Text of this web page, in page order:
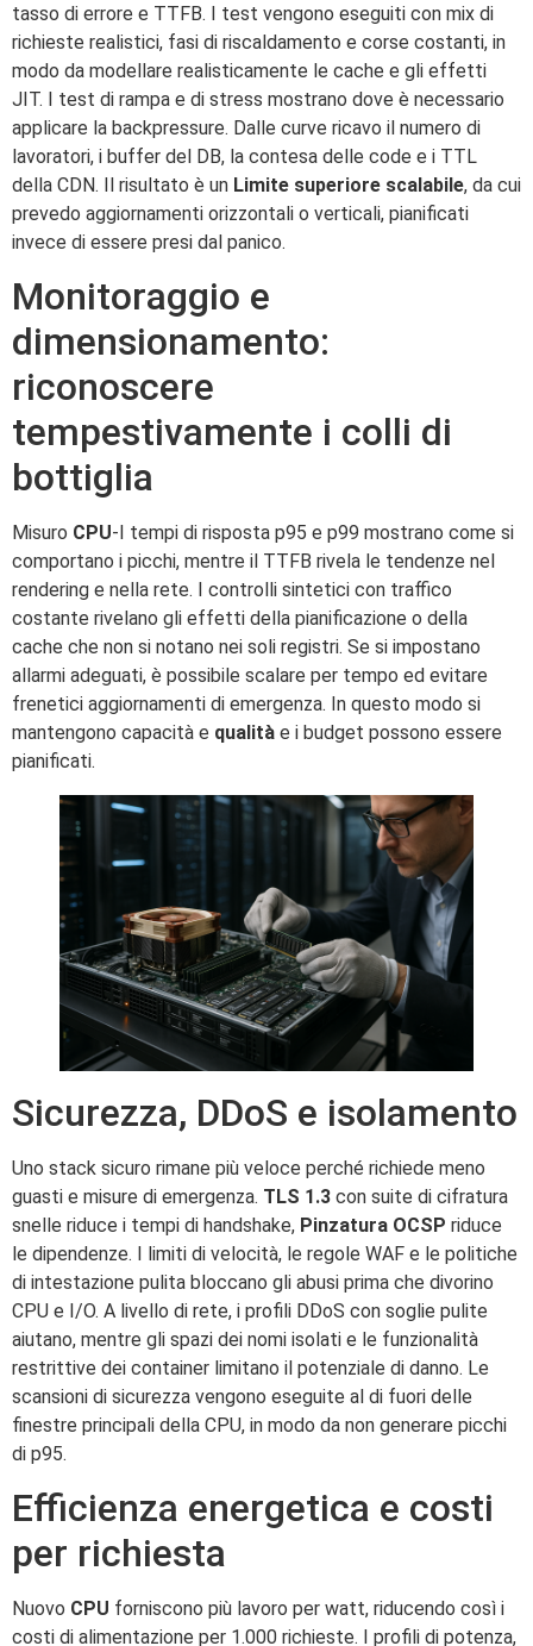
tasso di errore e TTFB. I test vengono eseguiti con mix di
richieste realistici, fasi di riscaldamento e corse costanti, in
modo da modellare realisticamente le cache e gli effetti
JIT. I test di rampa e di stress mostrano dove è necessario
applicare la backpressure. Dalle curve ricavo il numero di
lavoratori, i buffer del DB, la contesa delle code e i TTL
della CDN. Il risultato è un Limite superiore scalabile, da cui
prevedo aggiornamenti orizzontali o verticali, pianificati
invece di essere presi dal panico.
Monitoraggio e
dimensionamento:
riconoscere
tempestivamente i colli di
bottiglia
Misuro CPU-I tempi di risposta p95 e p99 mostrano come si
comportano i picchi, mentre il TTFB rivela le tendenze nel
rendering e nella rete. I controlli sintetici con traffico
costante rivelano gli effetti della pianificazione o della
cache che non si notano nei soli registri. Se si impostano
allarmi adeguati, è possibile scalare per tempo ed evitare
frenetici aggiornamenti di emergenza. In questo modo si
mantengono capacità e qualità e i budget possono essere
pianificati.
Sicurezza, DDoS e isolamento
Uno stack sicuro rimane più veloce perché richiede meno
guasti e misure di emergenza. TLS 1.3 con suite di cifratura
snelle riduce i tempi di handshake, Pinzatura OCSP riduce
le dipendenze. I limiti di velocità, le regole WAF e le politiche
di intestazione pulita bloccano gli abusi prima che divorino
CPU e I/O. A livello di rete, i profili DDoS con soglie pulite
aiutano, mentre gli spazi dei nomi isolati e le funzionalità
restrittive dei container limitano il potenziale di danno. Le
scansioni di sicurezza vengono eseguite al di fuori delle
finestre principali della CPU, in modo da non generare picchi
di p95.
Efficienza energetica e costi
per richiesta
Nuovo CPU forniscono più lavoro per watt, riducendo così i
costi di alimentazione per 1.000 richieste. I profili di potenza,